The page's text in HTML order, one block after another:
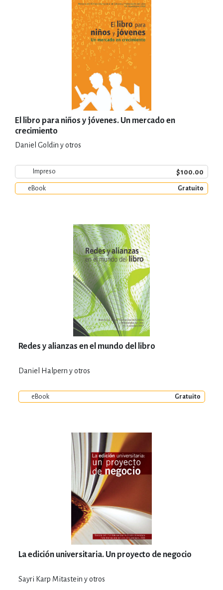
El libro para niños y jóvenes. Un mercado en
crecimiento
Daniel Goldin y otros
Impreso $100.00
eBook Gratuito
Redes y alianzas en el mundo del libro
Daniel Halpern y otros
eBook Gratuito
La edición universitaria. Un proyecto de negocio
Sayri Karp Mitastein y otros